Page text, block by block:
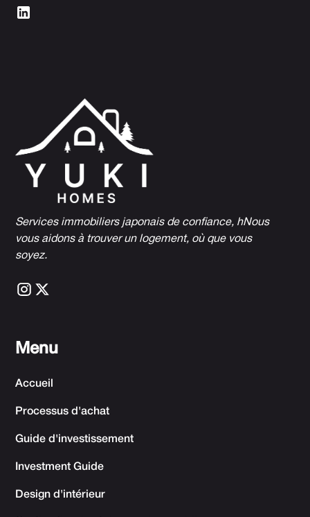
Services immobiliers japonais de confiance, hNous
vous aidons à trouver un logement, où que vous
soyez.
Menu
Accueil
Processus d'achat
Guide d'investissement
Investment Guide
Design d'intérieur